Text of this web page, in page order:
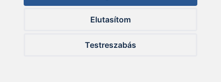
Elutasítom
Testreszabás